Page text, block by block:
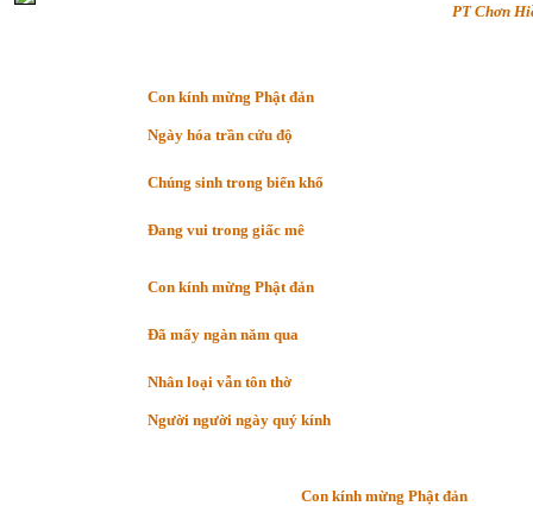
PT Chơn
Con kính mừng Phật đản
Ngày hóa trần cứu độ
Chúng sinh trong biển khổ
Đang vui trong giấc mê
Con kính mừng Phật đản
Đã mấy ngàn năm qua
Nhân loại vẫn tôn thờ
Người người ngày quý kính
Con kính mừng Phật đản